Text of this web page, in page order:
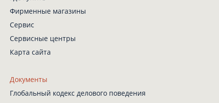
Фирменные магазины
Сервис
Сервисные центры
Карта сайта
Документы
Глобальный кодекс делового поведения